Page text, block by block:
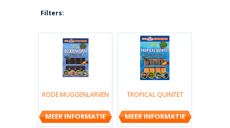
Filters:
RODE MUGGENLARVEN
MEER INFORMATIE
TROPICAL QUINTET
MEER INFORMATIE